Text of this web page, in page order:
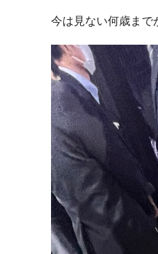
今は見ない何歳まで